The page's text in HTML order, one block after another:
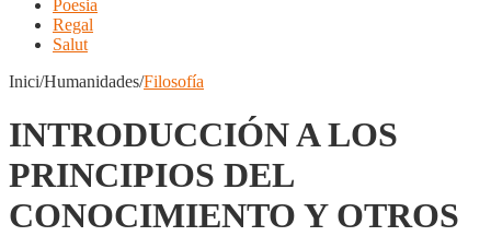
Poesia
Regal
Salut
Inici/Humanidades/Filosofía
INTRODUCCIÓN A LOS
PRINCIPIOS DEL
CONOCIMIENTO Y OTROS